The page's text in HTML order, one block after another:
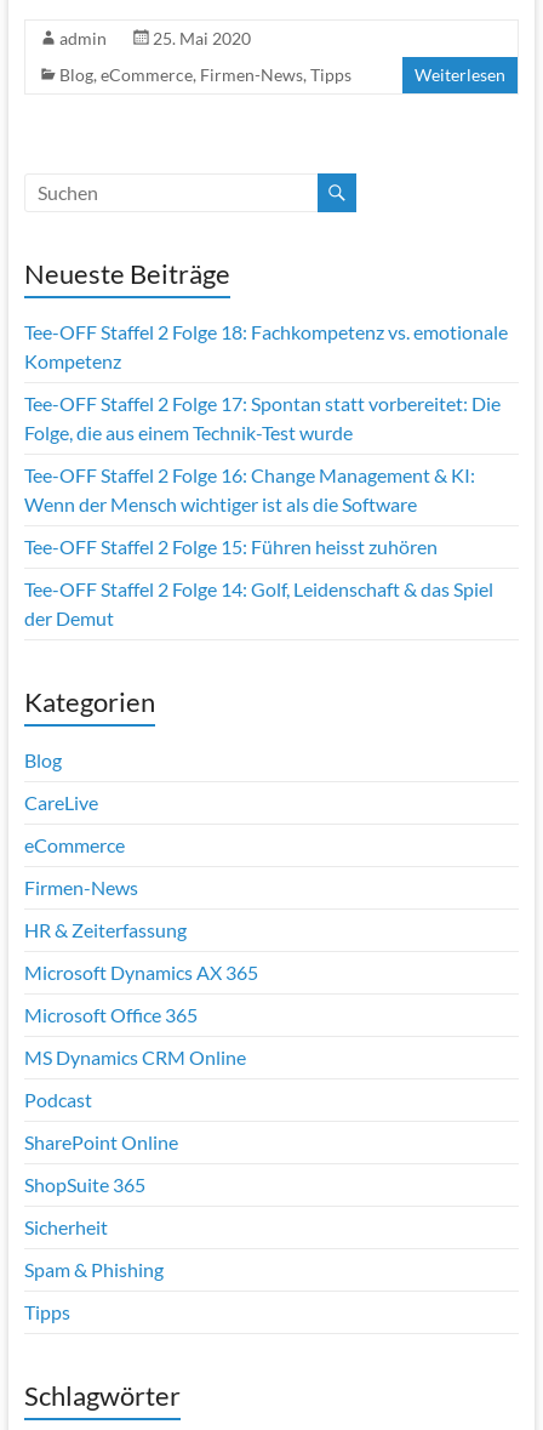
e
b
k
itt
er
admin
25. Mai 2020
Blog, eCommerce, Firmen-News, Tipps Weiterlesen
Neueste Beiträge
Tee-OFF Staffel 2 Folge 18: Fachkompetenz vs. emotionale
Kompetenz
Tee-OFF Staffel 2 Folge 17: Spontan statt vorbereitet: Die
Folge, die aus einem Technik-Test wurde
Tee-OFF Staffel 2 Folge 16: Change Management & KI:
Wenn der Mensch wichtiger ist als die Software
Tee-OFF Staffel 2 Folge 15: Führen heisst zuhören
Tee-OFF Staffel 2 Folge 14: Golf, Leidenschaft & das Spiel
der Demut
Kategorien
Blog
CareLive
eCommerce
Firmen-News
HR & Zeiterfassung
Microsoft Dynamics AX 365
Microsoft Office 365
MS Dynamics CRM Online
Podcast
SharePoint Online
ShopSuite 365
Sicherheit
Spam & Phishing
Tipps
Schlagwörter